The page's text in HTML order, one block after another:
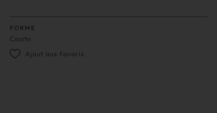
FORME
Courte
Ajout aux favoris